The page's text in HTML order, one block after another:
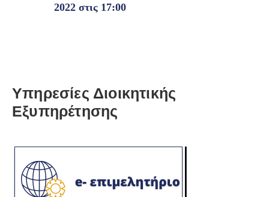
2022 στις 17:00
Υπηρεσίες Διοικητικής
Εξυπηρέτησης